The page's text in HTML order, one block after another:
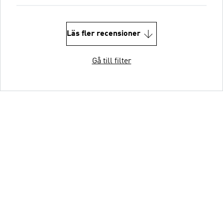
Läs fler recensioner
Gå till filter